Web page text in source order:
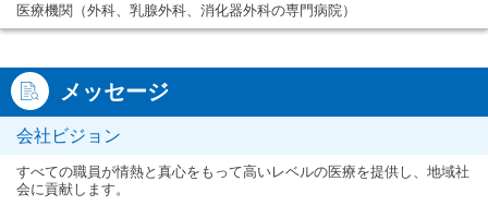
医療機関（外科、乳腺外科、消化器外科の専門病院）
メッセージ
会社ビジョン
すべての職員が情熱と真心をもって高いレベルの医療を提供し、地域社
会に貢献します。